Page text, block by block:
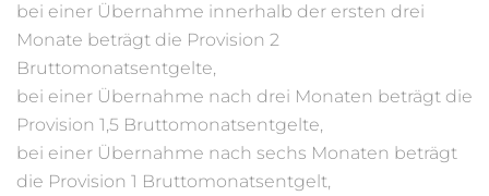
bei einer Übernahme innerhalb der ersten drei
Monate beträgt die Provision 2
Bruttomonatsentgelte,
bei einer Übernahme nach drei Monaten beträgt die
Provision 1,5 Bruttomonatsentgelte,
bei einer Übernahme nach sechs Monaten beträgt
die Provision 1 Bruttomonatsentgelt,